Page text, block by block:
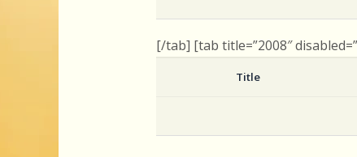
[/tab] [tab title=”2008″
Title